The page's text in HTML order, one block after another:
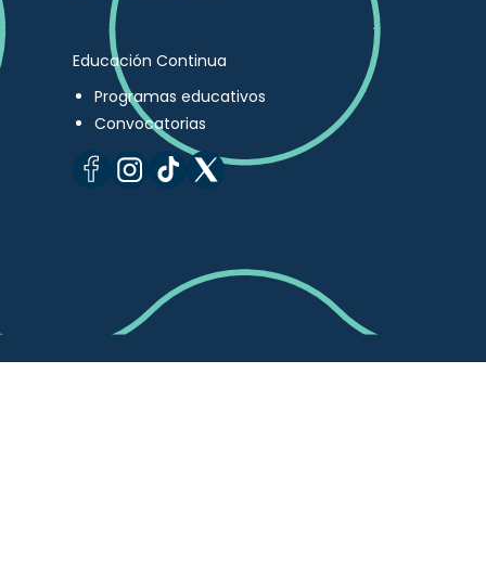
Educación Continua
Programas educativos
Convocatorias